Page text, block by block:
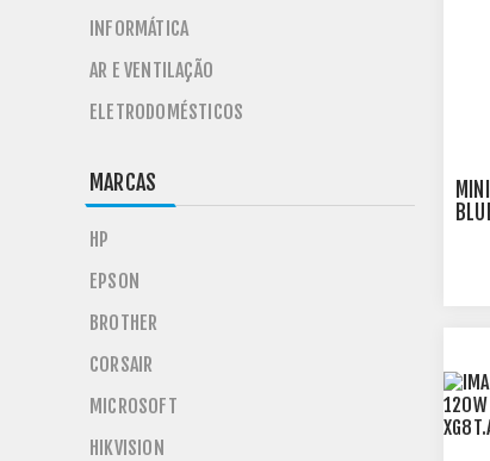
INFORMÁTICA
AR E VENTILAÇÃO
ELETRODOMÉSTICOS
MARCAS
HP
EPSON
BROTHER
CORSAIR
MICROSOFT
HIKVISION